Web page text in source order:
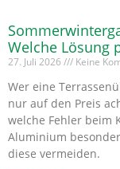
Welche Lösung
27. Juli 2026 Keine
Wer eine
nur auf den Preis
welche Fehler beim
Aluminium
diese vermeiden.